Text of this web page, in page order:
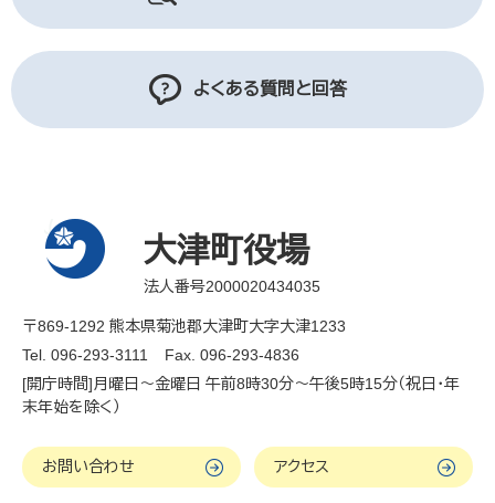
よくある質問と回答
大津町役場
法人番号2000020434035
〒869-1292 熊本県菊池郡大津町大字大津1233
Tel. 096-293-3111
Fax. 096-293-4836
[開庁時間]月曜日～金曜日 午前8時30分～午後5時15分（祝日・年
末年始を除く）
お問い合わせ アクセス